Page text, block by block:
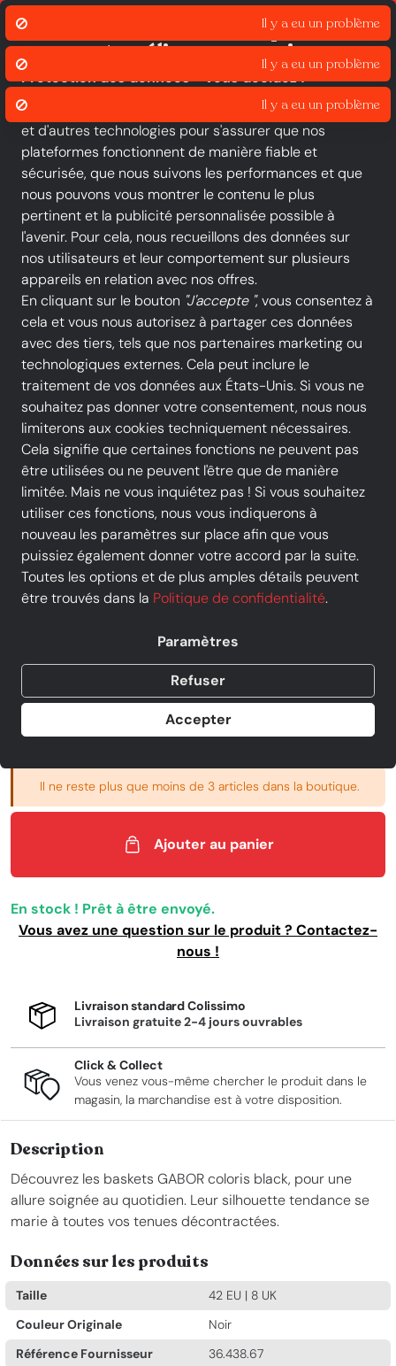
Nous utilisons des cookies pour
assurer et améliorer nos services.
Protection des données - vous décidez !
Le groupe iOU et nos partenaires utilisent des cookies
et d'autres technologies pour s'assurer que nos
plateformes fonctionnent de manière fiable et
sécurisée, que nous suivons les performances et que
nous pouvons vous montrer le contenu le plus
pertinent et la publicité personnalisée possible à
l'avenir. Pour cela, nous recueillons des données sur
nos utilisateurs et leur comportement sur plusieurs
appareils en relation avec nos offres.
En cliquant sur le bouton "J'accepte ", vous consentez à
cela et vous nous autorisez à partager ces données
avec des tiers, tels que nos partenaires marketing ou
technologiques externes. Cela peut inclure le
traitement de vos données aux États-Unis. Si vous ne
souhaitez pas donner votre consentement, nous nous
limiterons aux cookies techniquement nécessaires.
Cela signifie que certaines fonctions ne peuvent pas
être utilisées ou ne peuvent l'être que de manière
limitée. Mais ne vous inquiétez pas ! Si vous souhaitez
utiliser ces fonctions, nous vous indiquerons à
nouveau les paramètres sur place afin que vous
puissiez également donner votre accord par la suite.
Toutes les options et de plus amples détails peuvent
être trouvés dans la Politique de confidentialité.
Paramètres
Refuser
Accepter
Toutes les catégories Nouveautés Promotions
GABOR - Baskets & Sneakers -
36.438 - Noir
Prix
104,00 € TVA incluse, livraisonGRATUITE
Au lieu de : 130,00 €−20%
Vendu parChausty Vendenheim
taille
41 EU | 7.5 UK
42 EU | 8 UK
Annuler la sélection
Il ne reste plus que moins de 3 articles dans la boutique.
Ajouter au panier
En stock ! Prêt à être envoyé.
Vous avez une question sur le produit ? Contactez-
nous !
Livraison standard Colissimo
Livraison gratuite 2-4 jours ouvrables
Click & Collect
Vous venez vous-même chercher le produit dans le
magasin, la marchandise est à votre disposition.
-20 %
Description
Découvrez les baskets GABOR coloris black, pour une
allure soignée au quotidien. Leur silhouette tendance se
marie à toutes vos tenues décontractées.
Données sur les produits
Taille
42 EU | 8 UK
Couleur Originale
Noir
Référence Fournisseur
36.438.67
Il y a eu un problème
Il y a eu un problème